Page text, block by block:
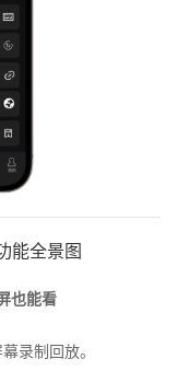
能全景图
也能看
录制回放。